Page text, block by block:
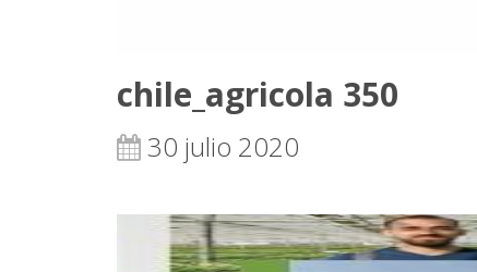
chile_agricola 350
30 julio 2020